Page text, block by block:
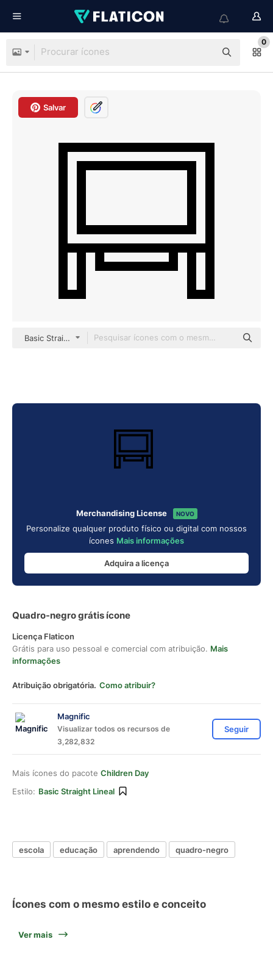
0
Salvar
Basic Straight Lineal
Merchandising License NOVO
Personalize qualquer produto físico ou digital com nossos
ícones Mais informações
Adquira a licença
Quadro-negro grátis ícone
Licença Flaticon
Grátis para uso pessoal e comercial com atribuição. Mais
informações
Atribuição obrigatória. Como atribuir?
Magnific
Visualizar todos os recursos de
3,282,832
Seguir
Mais ícones do pacote Children Day
Estilo: Basic Straight Lineal
escola educação aprendendo quadro-negro
Ícones com o mesmo estilo e conceito
Ver mais